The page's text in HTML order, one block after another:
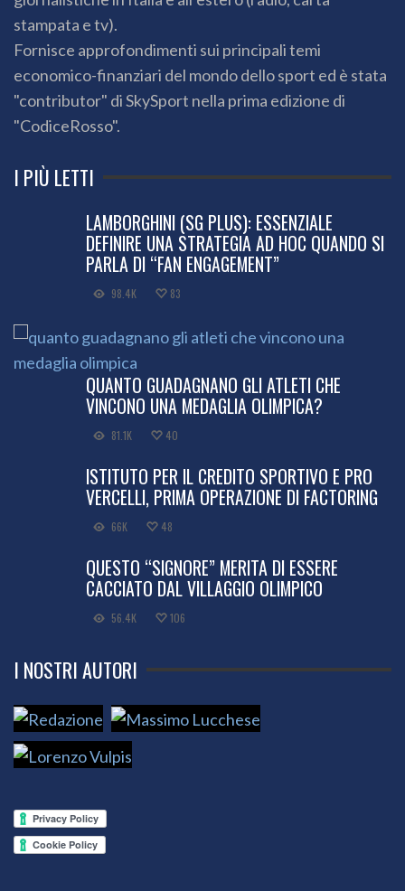
stampata e tv).
Fornisce approfondimenti sui principali temi
economico-finanziari del mondo dello sport ed è stata
"contributor" di SkySport nella prima edizione di
"CodiceRosso".
I PIÙ LETTI
LAMBORGHINI (SG PLUS): ESSENZIALE
DEFINIRE UNA STRATEGIA AD HOC QUANDO SI
PARLA DI “FAN ENGAGEMENT”
98.4K 83
QUANTO GUADAGNANO GLI ATLETI CHE
VINCONO UNA MEDAGLIA OLIMPICA?
81.1K 40
ISTITUTO PER IL CREDITO SPORTIVO E PRO
VERCELLI, PRIMA OPERAZIONE DI FACTORING
66K 48
QUESTO “SIGNORE” MERITA DI ESSERE
CACCIATO DAL VILLAGGIO OLIMPICO
56.4K 106
I NOSTRI AUTORI